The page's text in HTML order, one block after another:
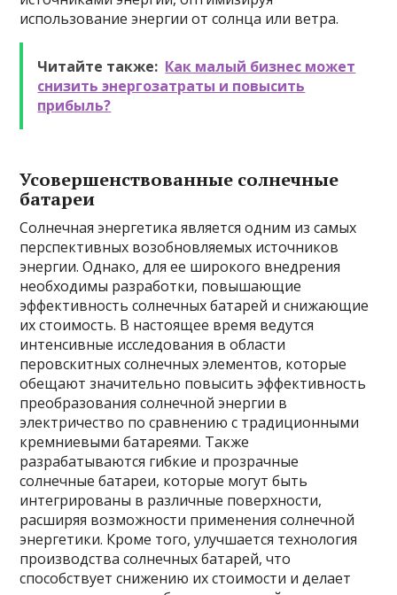
использование энергии от солнца или ветра.
Читайте также: Как малый бизнес может
снизить энергозатраты и повысить
прибыль?
Усовершенствованные солнечные
батареи
Солнечная энергетика является одним из самых
перспективных возобновляемых источников
энергии. Однако, для ее широкого внедрения
необходимы разработки, повышающие
эффективность солнечных батарей и снижающие
их стоимость. В настоящее время ведутся
интенсивные исследования в области
перовскитных солнечных элементов, которые
обещают значительно повысить эффективность
преобразования солнечной энергии в
электричество по сравнению с традиционными
кремниевыми батареями. Также
разрабатываются гибкие и прозрачные
солнечные батареи, которые могут быть
интегрированы в различные поверхности,
расширяя возможности применения солнечной
энергетики. Кроме того, улучшается технология
производства солнечных батарей, что
способствует снижению их стоимости и делает